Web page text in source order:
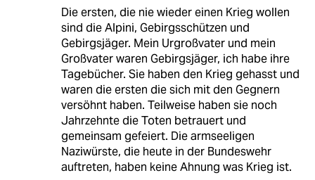
Die ersten, die nie wieder einen Krieg wollen
sind die Alpini, Gebirgsschützen und
Gebirgsjäger. Mein Urgroßvater und mein
Großvater waren Gebirgsjäger, ich habe ihre
Tagebücher. Sie haben den Krieg gehasst und
waren die ersten die sich mit den Gegnern
versöhnt haben. Teilweise haben sie noch
Jahrzehnte die Toten betrauert und
gemeinsam gefeiert. Die armseeligen
Naziwürste, die heute in der Bundeswehr
auftreten, haben keine Ahnung was Krieg ist.